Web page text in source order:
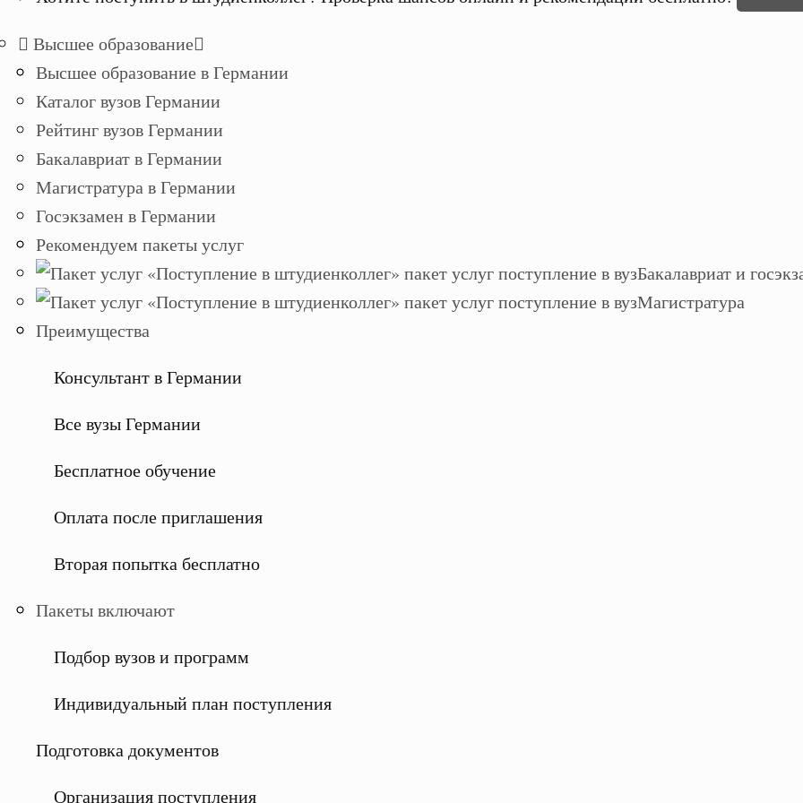
Высшее образование
Высшее образование в Германии
Каталог вузов Германии
Рейтинг вузов Германии
Бакалавриат в Германии
Магистратура в Германии
Госэкзамен в Германии
Рекомендуем пакеты услуг
Бакалавриат и
Магистратура
Преимущества
Консультант в Германии
Все вузы Германии
Бесплатное обучение
Оплата после приглашения
Вторая попытка бесплатно
Пакеты включают
Подбор вузов и программ
Индивидуальный план поступления
Подготовка документов
Организация поступления